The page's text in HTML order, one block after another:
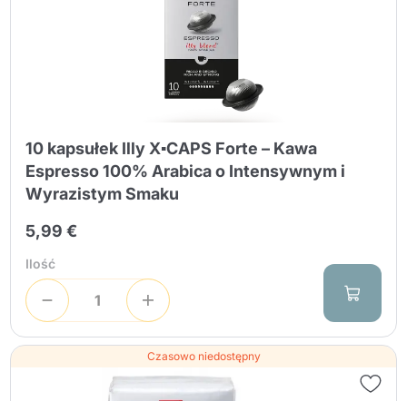
10 kapsułek Illy X▪CAPS Forte – Kawa
Espresso 100% Arabica o Intensywnym i
Wyrazistym Smaku
5,99 €
Ilość
Czasowo niedostępny